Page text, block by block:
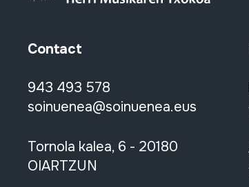
Contact
943 493 578
soinuenea@soinuenea.eus
Tornola kalea, 6 - 20180
OIARTZUN